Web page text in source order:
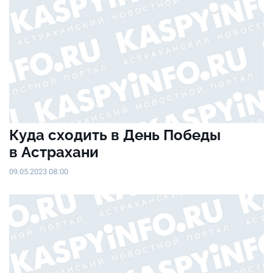
Куда сходить в День Победы
в Астрахани
09.05.2023 08:00